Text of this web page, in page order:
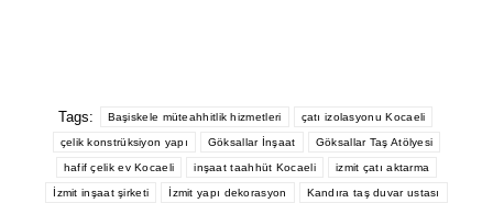
Tags: Başiskele müteahhitlik hizmetleri çatı izolasyonu Kocaeli
çelik konstrüksiyon yapı Göksallar İnşaat Göksallar Taş Atölyesi
hafif çelik ev Kocaeli inşaat taahhüt Kocaeli izmit çatı aktarma
İzmit inşaat şirketi İzmit yapı dekorasyon Kandıra taş duvar ustası